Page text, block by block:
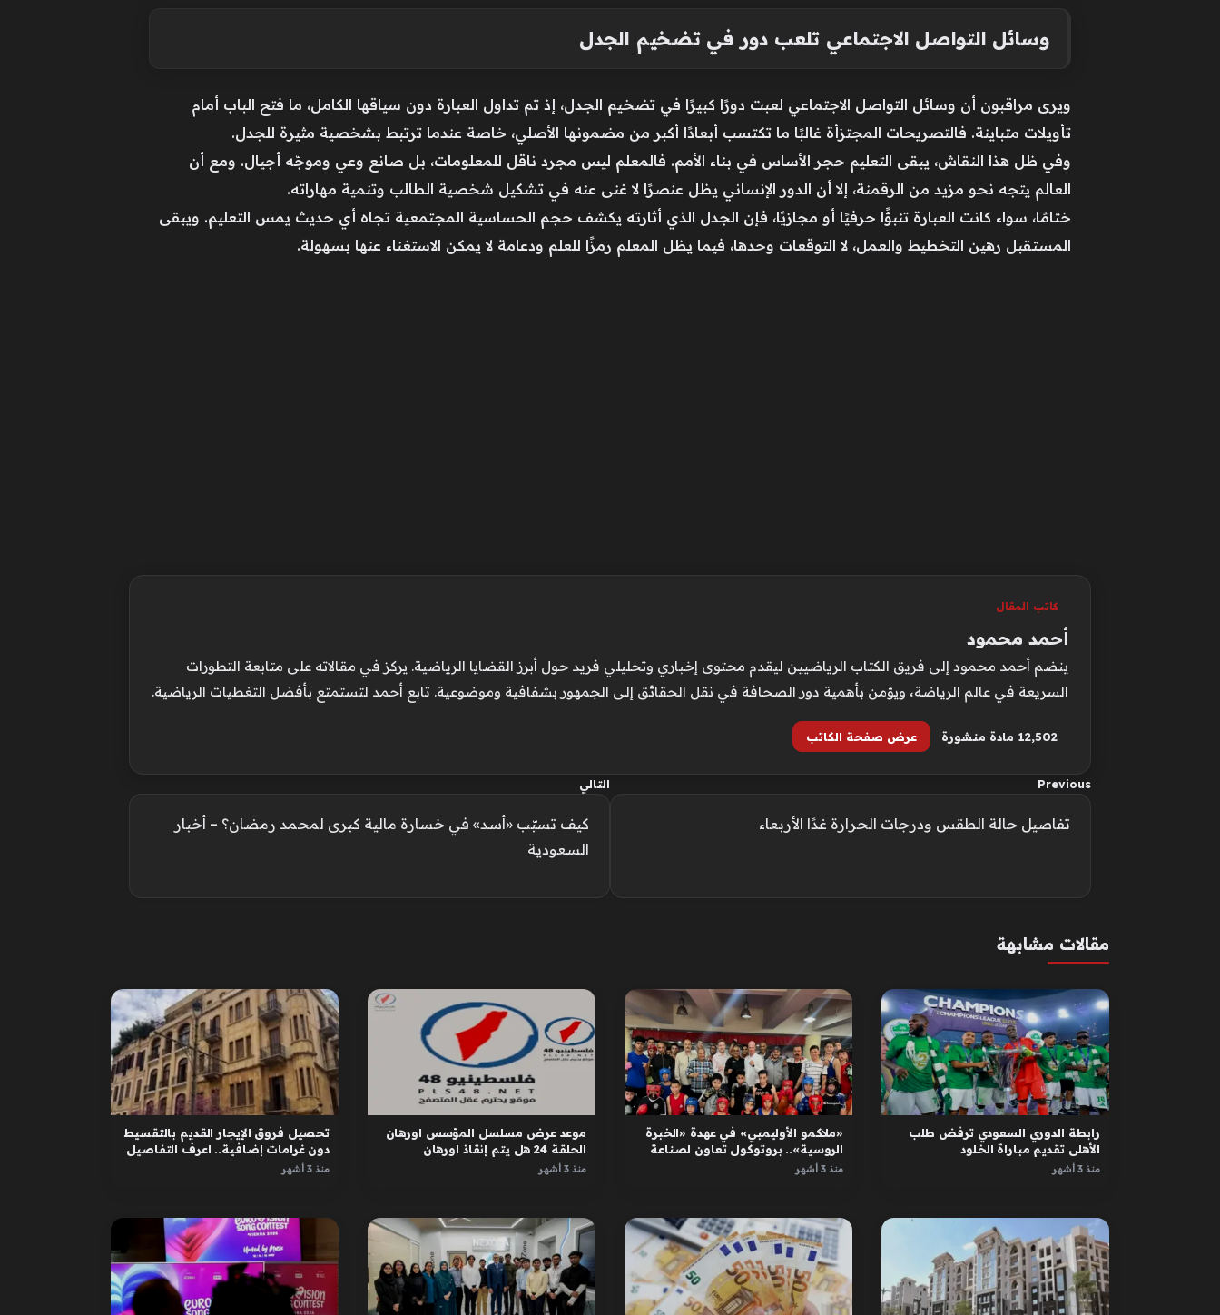
وسائل التواصل الاجتماعي تلعب دور في تضخيم الجدل
ويرى مراقبون أن وسائل التواصل الاجتماعي لعبت دورًا كبيرًا في تضخيم الجدل، إذ تم تداول العبارة دون سياقها الكامل، ما فتح الباب أمام
تأويلات متباينة. فالتصريحات المجتزأة غالبًا ما تكتسب أبعادًا أكبر من مضمونها الأصلي، خاصة عندما ترتبط بشخصية مثيرة للجدل.
وفي ظل هذا النقاش، يبقى التعليم حجر الأساس في بناء الأمم. فالمعلم ليس مجرد ناقل للمعلومات، بل صانع وعي وموجّه أجيال. ومع أن
العالم يتجه نحو مزيد من الرقمنة، إلا أن الدور الإنساني يظل عنصرًا لا غنى عنه في تشكيل شخصية الطالب وتنمية مهاراته.
ختامًا، سواء كانت العبارة تنبؤًا حرفيًا أو مجازيًا، فإن الجدل الذي أثارته يكشف حجم الحساسية المجتمعية تجاه أي حديث يمس التعليم. ويبقى
المستقبل رهين التخطيط والعمل، لا التوقعات وحدها، فيما يظل المعلم رمزًا للعلم ودعامة لا يمكن الاستغناء عنها بسهولة.
كاتب المقال
أحمد محمود
ينضم أحمد محمود إلى فريق الكتاب الرياضيين ليقدم محتوى إخباري وتحليلي فريد حول أبرز القضايا الرياضية. يركز في مقالاته على متابعة التطورات
السريعة في عالم الرياضة، ويؤمن بأهمية دور الصحافة في نقل الحقائق إلى الجمهور بشفافية وموضوعية. تابع أحمد لتستمتع بأفضل التغطيات الرياضية.
12٬502 مادة منشورة عرض صفحة الكاتب
Previous
تفاصيل حالة الطقس ودرجات الحرارة غدًا الأربعاء
التالي
كيف تسبّب «أسد» في خسارة مالية كبرى لمحمد رمضان؟ – أخبار
السعودية
مقالات مشابهة
رابطة الدوري السعودي ترفض طلب
الأهلي تقديم مباراة الخلود
منذ 3 أشهر
«ملاكمو الأوليمبي» في عهدة «الخبرة
الروسية».. بروتوكول تعاون لصناعة
الأبطال
منذ 3 أشهر
موعد عرض مسلسل المؤسس اورهان
الحلقة 24 هل يتم إنقاذ اورهان
واسبورجا
منذ 3 أشهر
تحصيل فروق الإيجار القديم بالتقسيط
دون غرامات إضافية.. اعرف التفاصيل
منذ 3 أشهر